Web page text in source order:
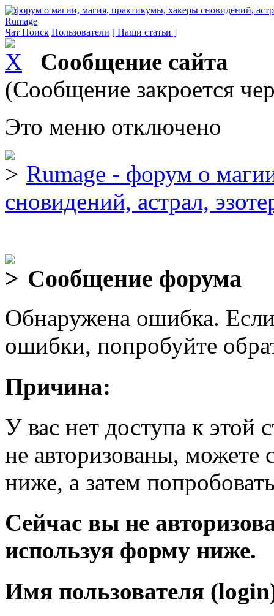
Rumage
Чат Поиск Пользователи [ Наши статьи ]
Сообщение сайта
(Сообщение закроется
Это меню отключено
Rumage - форум о
сновидений, астрал,
Сообщение форума
Обнаружена ошибка.
ошибки, попробуйте
Причина:
У вас нет доступа к
не авторизованы, можете
ниже, а затем
Сейчас вы не
используя форму ниже.
Имя пользователя